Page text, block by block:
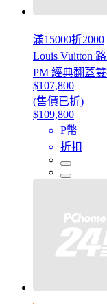
滿15000折2000
Louis Vuitton
PM 經典翻蓋
$107,800
(售價已折)
$109,800
P幣
折扣